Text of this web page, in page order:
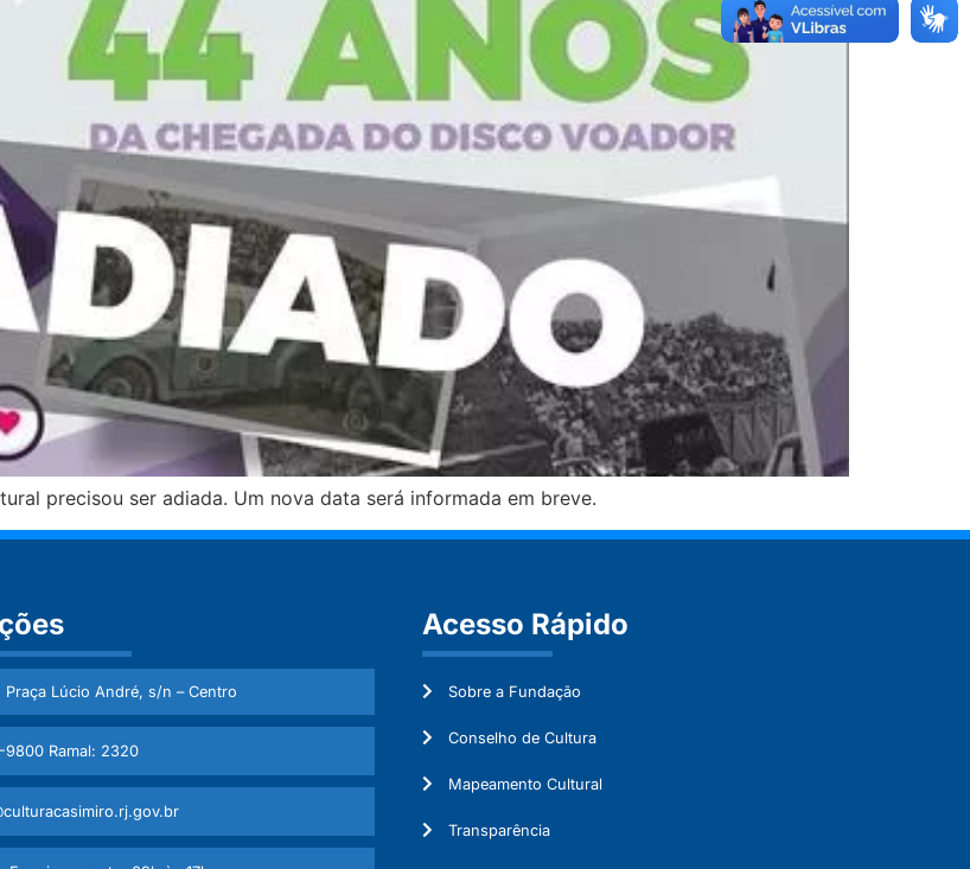
precisou ser adiada. Um nova data será informada em breve.
Praça Lúcio André, s/n – Centro
9800 Ramal: 2320
Acesso Rápido
Sobre a Fundação
Conselho de Cultura
Mapeamento Cultural
Transparência